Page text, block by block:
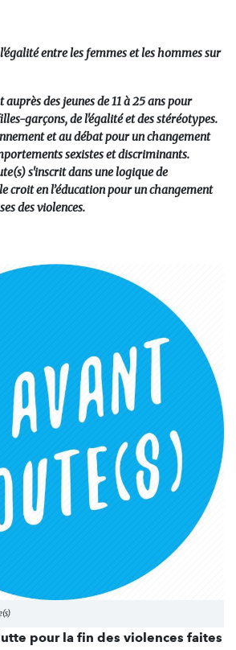
entre les femmes et les hommes sur
des jeunes de 11 à 25 ans pour
garçons, de l'égalité et des stéréotypes.
et audébat pour un changement
sexistes et discriminants.
s'inscrit dans une logique de
croit en l’éducation pour un changement
des violences.
pour la fin des violences faites